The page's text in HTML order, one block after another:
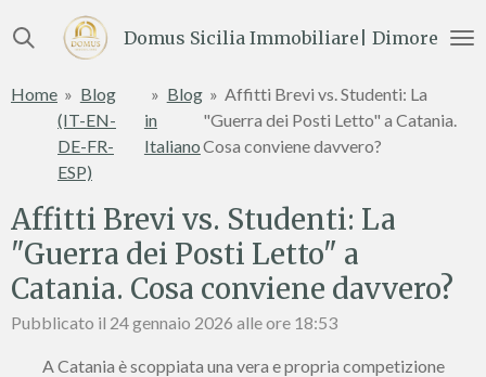
al
principale
Domus Sicilia Immobiliare| Dimore e
Home » Blog
(IT-EN-
DE-FR-
ESP)
» Blog
in
Italiano
» Affitti Brevi vs. Studenti: La
"Guerra dei Posti Letto" a Catania.
Cosa conviene davvero?
Affitti Brevi vs. Studenti: La
"Guerra dei Posti Letto" a
Catania. Cosa conviene davvero?
Pubblicato il 24 gennaio 2026 alle ore 18:53
A Catania è scoppiata una vera e propria competizione